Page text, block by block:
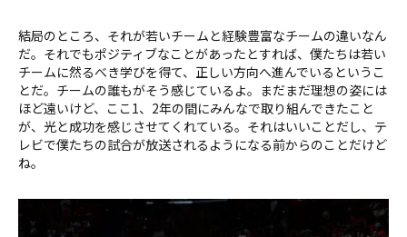
結局のところ、それが若いチームと経験豊富なチームの違いなん
だ。それでもポジティブなことがあったとすれば、僕たちは若い
チームに然るべき学びを得て、正しい方向へ進んでいるというこ
とだ。チームの誰もがそう感じているよ。まだまだ理想の姿には
ほど遠いけど、ここ1、2年の間にみんなで取り組んできたこと
が、光と成功を感じさせてくれている。それはいいことだし、テ
レビで僕たちの試合が放送されるようになる前からのことだけど
ね。